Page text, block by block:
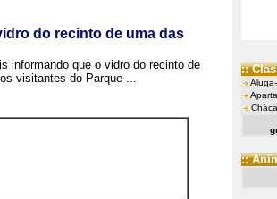
do recinto de uma das
informando que o vidro do recinto de
visitantes do Parque ...
::
::